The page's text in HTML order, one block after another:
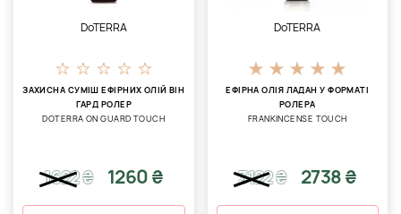
DoTERRA
ЗАХИСНА СУМІШ ЕФІРНИХ ОЛІЙ ВІН
ГАРД РОЛЕР
DOTERRA ON GUARD TOUCH
1622₴ 1260 ₴
DoTERRA
ЕФІРНА ОЛІЯ ЛАДАН У ФОРМАТІ
РОЛЕРА
FRANKINCENSE TOUCH
3122₴ 2738 ₴